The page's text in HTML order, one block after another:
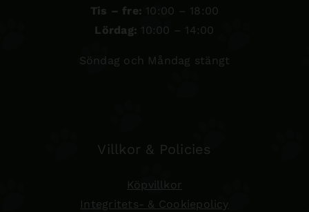
Tis – fre: 10:00 – 18:00
Lördag: 10:00 – 14:00
Söndag och Måndag stängt
Villkor & Policies
Köpvillkor
Integritets- & Cookiepolicy